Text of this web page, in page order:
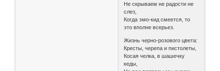
Не скрываем не радости не
слез,
Когда эмо-кид смеется, то
это вполне всерьез.
Жизнь черно-розового цвета:
Кресты, черепа и пистолеты,
Косая челка, в шашечку
кеды,